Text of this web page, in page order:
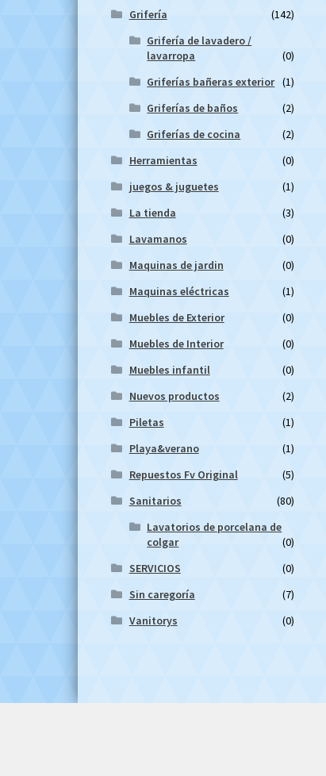
Grifería
(142)
Grifería de lavadero /
lavarropa
(0)
Griferías bañeras exterior (1)
Griferías de baños
(2)
Griferías de cocina
(2)
Herramientas
(0)
juegos & juguetes
(1)
La tienda
(3)
Lavamanos
(0)
Maquinas de jardin
(0)
Maquinas eléctricas
(1)
Muebles de Exterior
(0)
Muebles de Interior
(0)
Muebles infantil
(0)
Nuevos productos
(2)
Piletas
(1)
Playa&verano
(1)
Repuestos Fv Original
(5)
Sanitarios
(80)
Lavatorios de porcelana de
colgar
(0)
SERVICIOS
(0)
Sin caregoría
(7)
Vanitorys
(0)